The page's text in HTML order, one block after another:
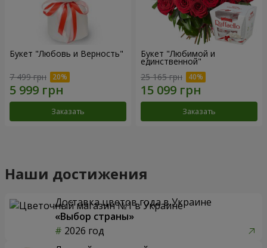
Букет "Любовь и Верность"
7 499 грн
Заказать
Букет "Любимой и
единственной"
25 165 грн
Заказать
Наши достижения
Доставка цветов года в Украине
«Выбор страны»
2026 год